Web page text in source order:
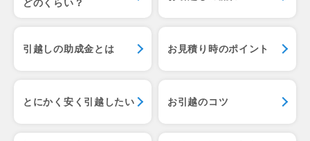
どのくらい？
引越しの助成金とは お見積り時のポイント
とにかく安く引越したい お引越のコツ